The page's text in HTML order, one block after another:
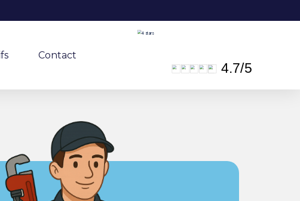
Contact
4.7/5